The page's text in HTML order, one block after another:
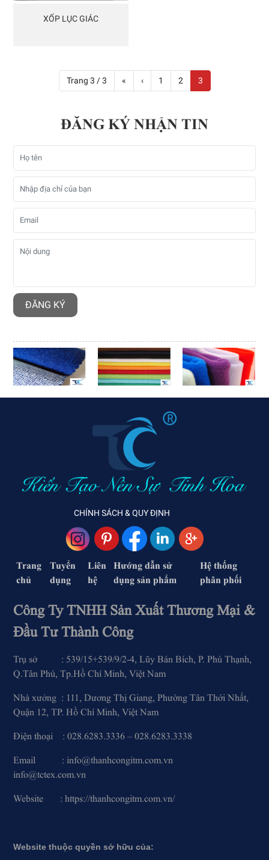
XỐP LỤC GIÁC
Trang 3 / 3 « ‹ 1 2 3
ĐĂNG KÝ NHẬN TIN
CHÍNH SÁCH & QUY ĐỊNH
Trang
chủ
Tuyển
dụng
Liên
hệ
Hướng dẫn sử
dụng sản phẩm
Hệ thống
phân phối
Công Ty TNHH Sản Xuất Thương Mại &
Đầu Tư Thành Công
Trụ sở : 539/15+539/9/2-4, Lũy Bán Bích, P. Phú Thạnh,
Q.Tân Phú, Tp.Hồ Chí Minh, Việt Nam
Nhà xưởng : 111, Dương Thị Giang, Phường Tân Thới Nhất,
Quận 12, TP. Hồ Chí Minh, Việt Nam
Điện thoại : 028.6283.3336 – 028.6283.3338
Email : info@thanhcongitm.com.vn
info@tctex.com.vn
Website : https://thanhcongitm.com.vn/
Website thuộc quyền sở hữu của: